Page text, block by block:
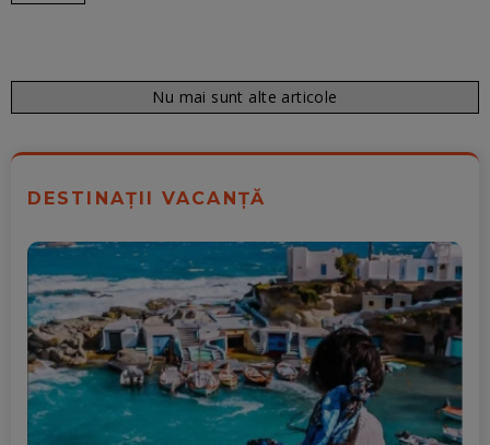
Nu mai sunt alte articole
DESTINAȚII VACANȚĂ